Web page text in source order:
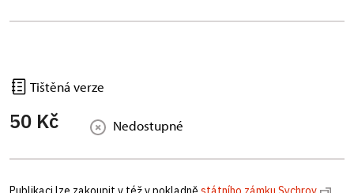
Tištěná verze
50 Kč Nedostupné